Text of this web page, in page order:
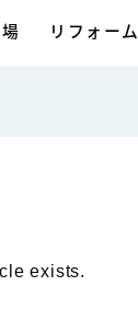
リフォーム
exists.